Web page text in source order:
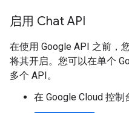
启用 Chat API
在使用 Google API 之前，
将其开启。您可以在单个
多个 API。
在 Google Cloud 控制